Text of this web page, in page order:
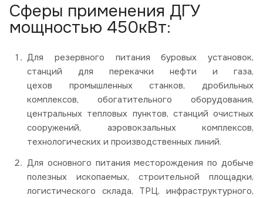
Сферы применения ДГУ
мощностью 450кВт:
Для резервного питания буровых установок,
станций для перекачки нефти и газа,
цехов промышленных станков, дробильных
комплексов, обогатительного оборудования,
центральных тепловых пунктов, станций очистных
сооружений, аэровокзальных комплексов,
технологических и производственных линий.
Для основного питания месторождения по добыче
полезных ископаемых, строительной площадки,
логистического склада, ТРЦ, инфраструктурного,